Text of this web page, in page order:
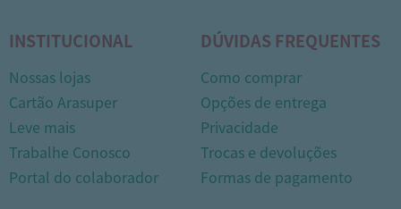
INSTITUCIONAL
Nossas lojas
Cartão Arasuper
Leve mais
Trabalhe Conosco
Portal do colaborador
DÚVIDAS FREQUENTES
Como comprar
Opções de entrega
Privacidade
Trocas e devoluções
Formas de pagamento